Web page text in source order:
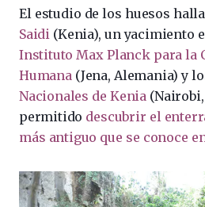
El estudio de los huesos
Saidi (Kenia), un yacimiento
Instituto Max Planck para la
Humana(Jena, Alemania) y
Nacionales de Kenia
permitido descubrir el
más antiguo que se conoce